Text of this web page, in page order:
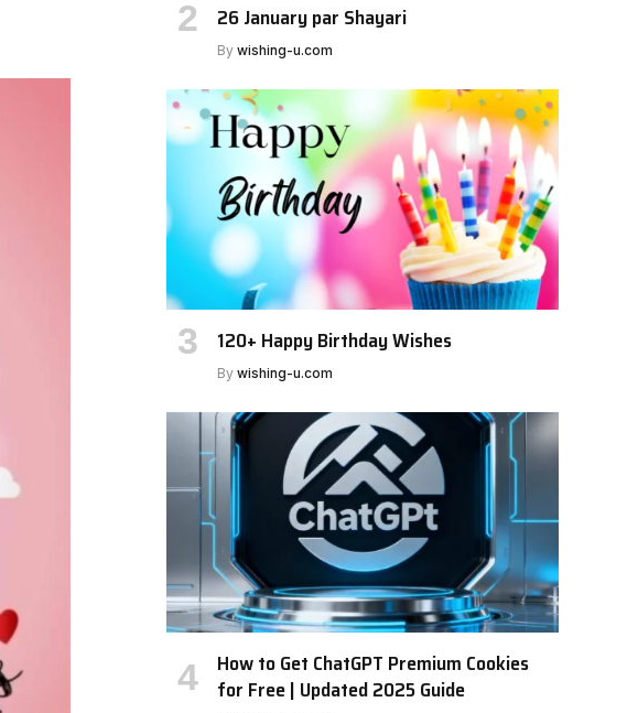
26 January par Shayari
By wishing-u.com
120+ Happy Birthday Wishes
By wishing-u.com
How to Get ChatGPT Premium Cookies
for Free | Updated 2025 Guide